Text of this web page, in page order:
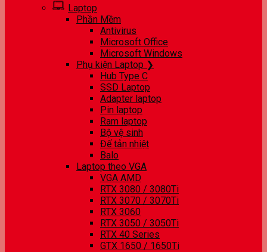
Laptop
Phần Mềm
Antivirus
Microsoft Office
Microsoft Windows
Phụ kiện Laptop ❯
Hub Type C
SSD Laptop
Adapter laptop
Pin laptop
Ram laptop
Bộ vệ sinh
Đế tản nhiệt
Balo
Laptop theo VGA
VGA AMD
RTX 3080 / 3080Ti
RTX 3070 / 3070Ti
RTX 3060
RTX 3050 / 3050Ti
RTX 40 Series
GTX 1650 / 1650Ti